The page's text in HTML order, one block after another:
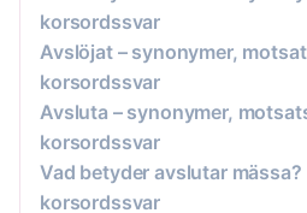
korsordssvar
Avslöjat – synonymer,
korsordssvar
Avsluta – synonymer,
korsordssvar
Vad betyder avslutar
korsordssvar